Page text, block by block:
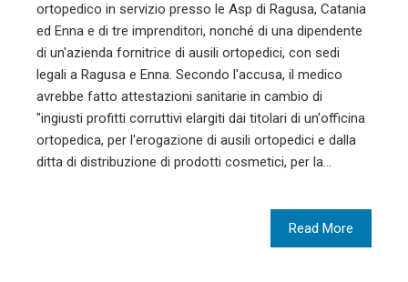
ortopedico in servizio presso le Asp di Ragusa, Catania
ed Enna e di tre imprenditori, nonché di una dipendente
di un'azienda fornitrice di ausili ortopedici, con sedi
legali a Ragusa e Enna. Secondo l'accusa, il medico
avrebbe fatto attestazioni sanitarie in cambio di
"ingiusti profitti corruttivi elargiti dai titolari di un'officina
ortopedica, per l'erogazione di ausili ortopedici e dalla
ditta di distribuzione di prodotti cosmetici, per la…
Read More